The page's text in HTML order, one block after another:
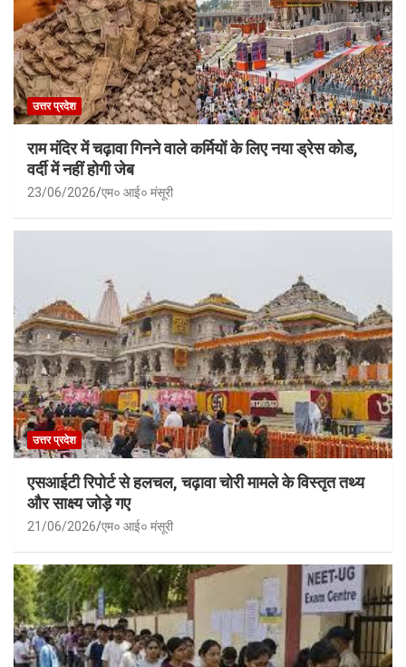
उत्तर प्रदेश
राम मंदिर में चढ़ावा गिनने वाले कर्मियों के लिए नया ड्रेस कोड,
वर्दी में नहीं होगी जेब
23/06/2026 एम० आई० मंसूरी
उत्तर प्रदेश
एसआईटी रिपोर्ट से हलचल, चढ़ावा चोरी मामले के विस्तृत तथ्य
और साक्ष्य जोड़े गए
21/06/2026 एम० आई० मंसूरी